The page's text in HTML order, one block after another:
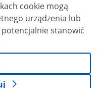
cookie mogą
urządzenia lub
stanowić